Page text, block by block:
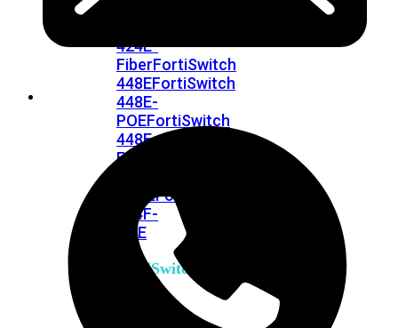
424E-
FiberFortiSwitch
448EFortiSwitch
448E-
POEFortiSwitch
448E-
FPOE
FPOEFortiSwitchRugged
424F-
POE
FortiSwitch